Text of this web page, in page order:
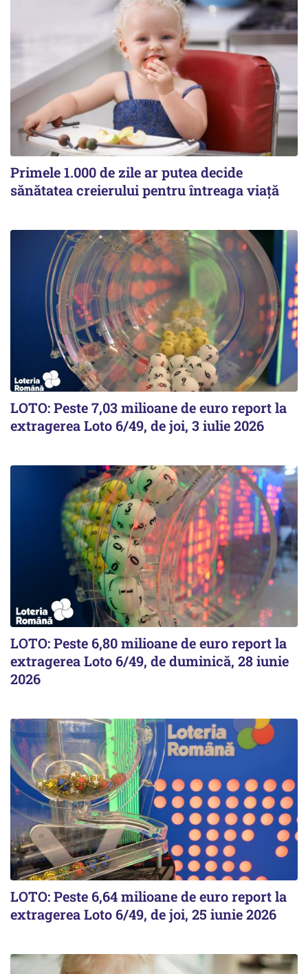
Primele 1.000 de zile ar putea decide
sănătatea creierului pentru întreaga viață
LOTO: Peste 7,03 milioane de euro report la
extragerea Loto 6/49, de joi, 3 iulie 2026
LOTO: Peste 6,80 milioane de euro report la
extragerea Loto 6/49, de duminică, 28 iunie
2026
LOTO: Peste 6,64 milioane de euro report la
extragerea Loto 6/49, de joi, 25 iunie 2026